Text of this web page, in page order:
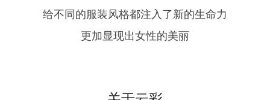
给不同的服装风格都注入了新的生命力
更加显现出女性的美丽